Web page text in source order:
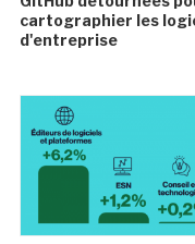
cartographier les
d'entreprise